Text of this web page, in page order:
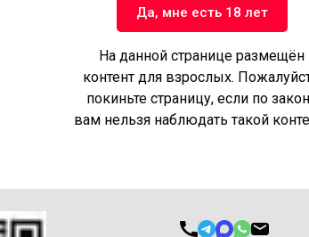
Да, мне есть 18 лет
На данной странице размещён
контент для взрослых.
покиньте страницу, если по
вам нельзя наблюдать такой